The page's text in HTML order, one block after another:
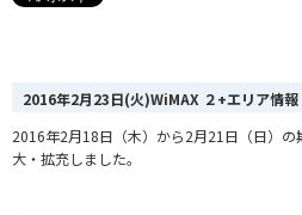
2016年2月23日(火)WiMAX ２+エリア情報
2016年2月18日（木）から2月21日（日）
大・拡充しました。